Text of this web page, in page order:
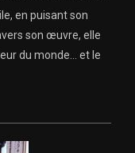
en puisant son
son œuvre, elle
du monde... et le